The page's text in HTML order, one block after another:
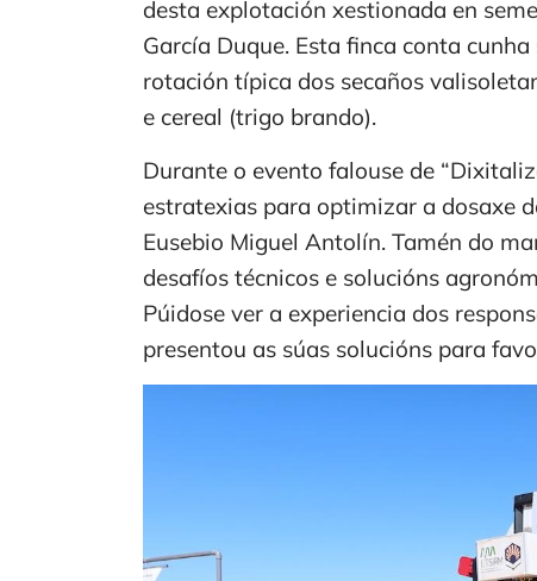
desta explotación xestionada en
García Duque. Esta finca conta
rotación típica dos secaños
e cereal (trigo brando).
Durante o evento falouse de
estratexias para optimizar a dosaxe
Eusebio Miguel Antolín. Tamén do
desafíos técnicos e solucións
Púidose ver a experiencia dos
presentou as súas solucións para